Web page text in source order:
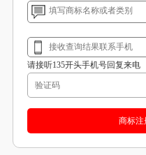
请接听135开头手机号回复来电